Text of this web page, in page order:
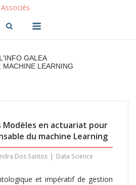
L'INFO GALEA
MACHINE LEARNING
Modèles en actuariat pour
du machine Learning
Dos Santos Data Science
et impératif de gestion